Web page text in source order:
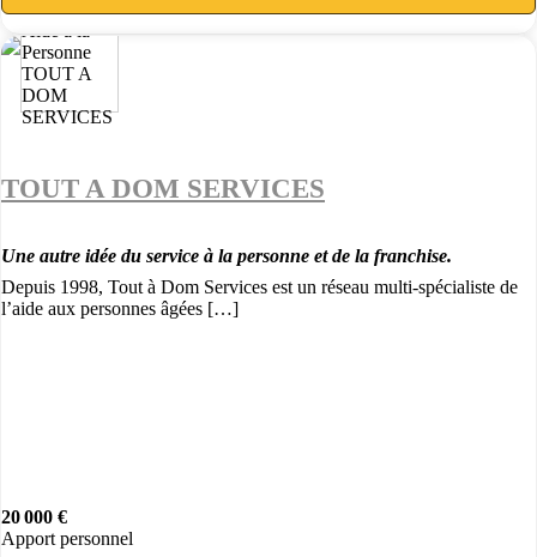
TOUT A DOM SERVICES
Une autre idée du service à la personne et de la franchise.
Depuis 1998, Tout à Dom Services est un réseau multi-spécialiste de
l’aide aux personnes âgées […]
20 000 €
Apport personnel